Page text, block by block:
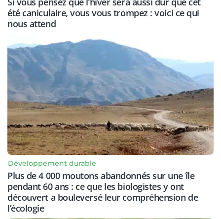
été caniculaire, vous vous trompez : voici ce qui
nous attend
Développement durable
Plus de 4 000 moutons abandonnés sur une île
pendant 60 ans : ce que les biologistes y ont
découvert a bouleversé leur compréhension de
l’écologie